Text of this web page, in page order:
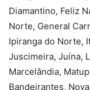
Diamantino, Feliz
Norte, General
Ipiranga do Norte,
Juscimeira, Juína,
Marcelândia,
Bandeirantes,